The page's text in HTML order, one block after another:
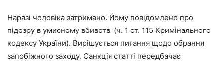
Наразі чоловіка затримано. Йому повідомлено про
підозру в умисному вбивстві (ч. 1 ст. 115 Кримінального
кодексу України). Вирішується питання щодо обрання
запобіжного заходу. Санкція статті передбачає